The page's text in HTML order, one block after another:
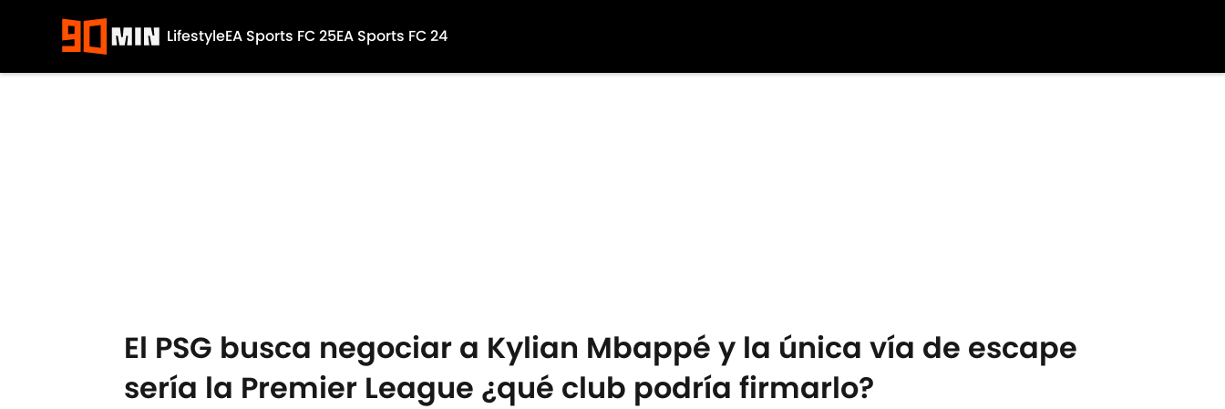
LifestyleEA Sports FC 25EA Sports FC 24
El PSG busca negociar a Kylian Mbappé y la única vía de escape
sería la Premier League ¿qué club podría firmarlo?